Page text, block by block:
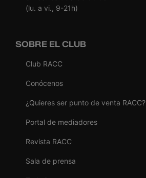
(lu. a vi., 9-21h)
SOBRE EL CLUB
Club RACC
Conócenos
¿Quieres ser punto de venta RACC?
Portal de mediadores
Revista RACC
Sala de prensa